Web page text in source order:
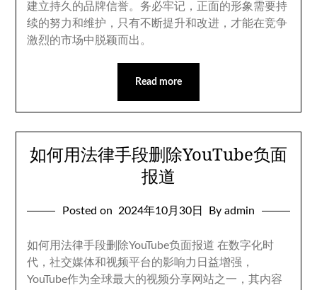
建立持久的品牌信誉。务必牢记 ， 正面的形象需要持
续的努力和维护 ， 只有不断提升和改进 ， 才能在竞争
激烈的市场中脱颖而出 。
Read more
如何用法律手段删除YouTube负面
报道
Posted on 2024年10月30日 By admin
如何用法律手段删除YouTube负面报道 在数字化时
代 ，社交媒体和视频平台的影响力日益增强 ，
YouTube作为全球最大的视频分享网站之一 ，其内容